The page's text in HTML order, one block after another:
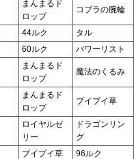
まんまるド
ロップ
コブラの腕輪
44ルク
タル
60ルク パワーリスト
まんまるド
ロップ
魔法のくるみ
まんまるド
ロップ
プイプイ草
ロイヤルゼ
リー
ドラゴンリン
グ
プイプイ草 96ルク